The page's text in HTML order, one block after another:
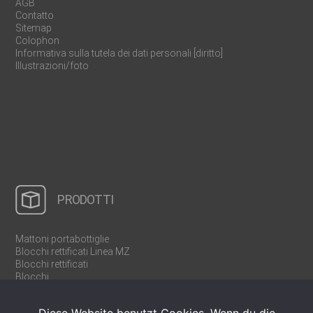
AGB
Contatto
Sitemap
Colophon
Informativa sulla tutela dei dati personali [diritto]
Illustrazioni/foto
PRODOTTI
Mattoni portabottiglie
Blocchi rettificati Linea MZ
Blocchi rettificati
Blocchi